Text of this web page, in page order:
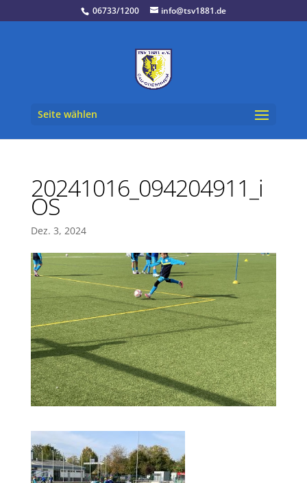
06733/1200 info@tsv1881.de
Seite wählen
20241016_094204911_i
OS
Dez. 3, 2024